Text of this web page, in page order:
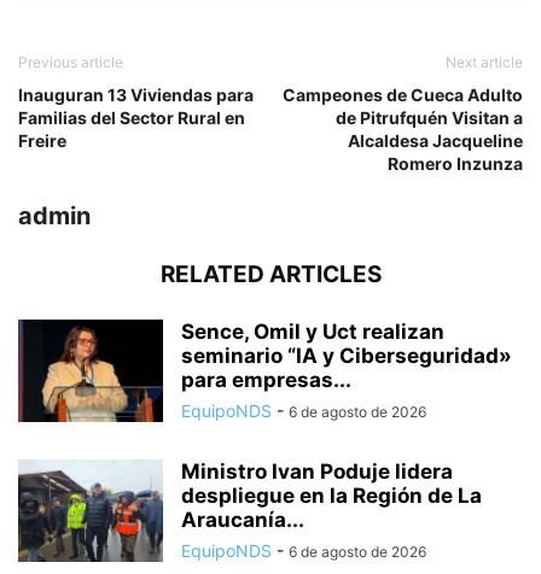
Previous article
Inauguran 13 Viviendas para
Familias del Sector Rural en
Freire
Next article
Campeones de Cueca Adulto
de Pitrufquén Visitan a
Alcaldesa Jacqueline
Romero Inzunza
admin
RELATED ARTICLES
Sence, Omil y Uct realizan
seminario “IA y Ciberseguridad»
para empresas...
EquipoNDS - 6 de agosto de 2026
Ministro Ivan Poduje lidera
despliegue en la Región de La
Araucanía...
EquipoNDS - 6 de agosto de 2026